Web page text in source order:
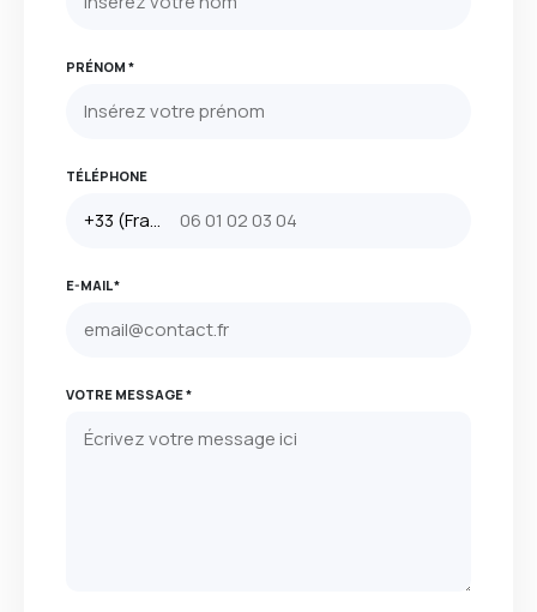
PRÉNOM *
TÉLÉPHONE
E-MAIL *
VOTRE MESSAGE *